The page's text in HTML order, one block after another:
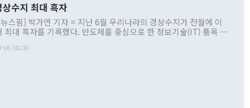
망에 근거한 비현실적 구상'이라는 비판을 내놨다. 그동안 정 장
북 정책 관련 발언이 물의를 빚은 적은 여러 번 있지만 대통령과 유
장관이 공개적으로 부정적 입장을 표명한 것은 이례적이다. 정 장
리한 대북 접근법과 월권을 제어해야 한다는 목소리도 높아지고 있
수지 최대 흑자
스핌] 박가연 기자 = 지난 6월 우리나라의 경상수지가 전월에 이
최대 흑자를 기록했다. 반도체를 중심으로 한 정보기술(IT) 품목 수
년 6월 국제수지(잠정)'에 따르
06 08:00